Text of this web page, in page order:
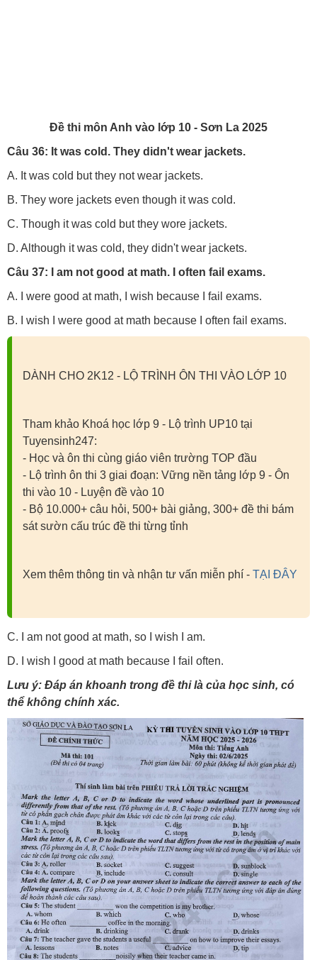
Đề thi môn Anh vào lớp 10 - Sơn La 2025
Câu 36: It was cold. They didn't wear jackets.
A. It was cold but they not wear jackets.
B. They wore jackets even though it was cold.
C. Though it was cold but they wore jackets.
D. Although it was cold, they didn't wear jackets.
Câu 37: I am not good at math. I often fail exams.
A. I were good at math, I wish because I fail exams.
B. I wish I were good at math because I often fail exams.
DÀNH CHO 2K12 - LỘ TRÌNH ÔN THI VÀO LỚP 10
Tham khảo Khoá học lớp 9 - Lộ trình UP10 tại
Tuyensinh247:
- Học và ôn thi cùng giáo viên trường TOP đầu
- Lộ trình ôn thi 3 giai đoạn: Vững nền tảng lớp 9 - Ôn
thi vào 10 - Luyện đề vào 10
- Bộ 10.000+ câu hỏi, 500+ bài giảng, 300+ đề thi bám
sát sườn cấu trúc đề thi từng tỉnh
Xem thêm thông tin và nhận tư vấn miễn phí - TẠI ĐÂY
C. I am not good at math, so I wish I am.
D. I wish I good at math because I fail often.
Lưu ý: Đáp án khoanh trong đề thi là của học sinh, có
thể không chính xác.